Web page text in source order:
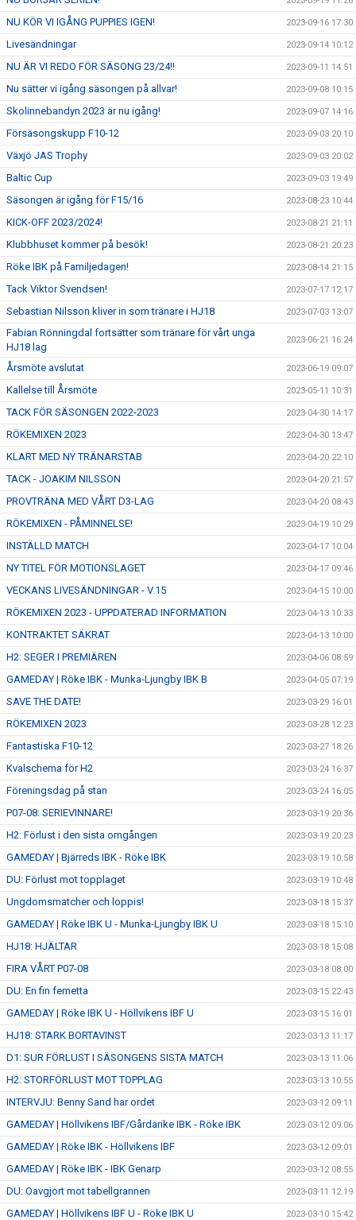
NU KÖR VI IGÅNG PUPPIES IGEN! 2023-09-16 17:30
Livesändningar 2023-09-14 10:12
NU ÄR VI REDO FÖR SÄSONG 23/24!! 2023-09-11 14:51
Nu sätter vi igång säsongen på allvar! 2023-09-08 10:15
Skolinnebandyn 2023 är nu igång! 2023-09-07 14:16
Försäsongskupp F10-12 2023-09-03 20:10
Växjö JAS Trophy 2023-09-03 20:02
Baltic Cup 2023-09-03 19:49
Säsongen är igång för F15/16 2023-08-23 10:44
KICK-OFF 2023/2024! 2023-08-21 21:11
Klubbhuset kommer på besök! 2023-08-21 20:23
Röke IBK på Familjedagen! 2023-08-14 21:15
Tack Viktor Svendsen! 2023-07-17 12:17
Sebastian Nilsson kliver in som tränare i HJ18 2023-07-03 13:07
Fabian Rönningdal fortsätter som tränare för vårt unga
HJ18 lag
2023-06-21 16:24
Årsmöte avslutat 2023-06-19 09:07
Kallelse till Årsmöte 2023-05-11 10:31
TACK FÖR SÄSONGEN 2022-2023 2023-04-30 14:17
RÖKEMIXEN 2023 2023-04-30 13:47
KLART MED NY TRÄNARSTAB 2023-04-20 22:10
TACK - JOAKIM NILSSON 2023-04-20 21:57
PROVTRÄNA MED VÅRT D3-LAG 2023-04-20 08:43
RÖKEMIXEN - PÅMINNELSE! 2023-04-19 10:29
INSTÄLLD MATCH 2023-04-17 10:04
NY TITEL FÖR MOTIONSLAGET 2023-04-17 09:46
VECKANS LIVESÄNDNINGAR - V.15 2023-04-15 10:00
RÖKEMIXEN 2023 - UPPDATERAD INFORMATION 2023-04-13 10:33
KONTRAKTET SÄKRAT 2023-04-13 10:00
H2: SEGER I PREMIÄREN 2023-04-06 08:59
GAMEDAY | Röke IBK - Munka-Ljungby IBK B 2023-04-05 07:19
SAVE THE DATE! 2023-03-29 16:01
RÖKEMIXEN 2023 2023-03-28 12:23
Fantastiska F10-12 2023-03-27 18:26
Kvalschema för H2 2023-03-24 16:37
Föreningsdag på stan 2023-03-24 16:05
P07-08: SERIEVINNARE! 2023-03-19 20:36
H2: Förlust i den sista omgången 2023-03-19 20:23
GAMEDAY | Bjärreds IBK - Röke IBK 2023-03-19 10:58
DU: Förlust mot topplaget 2023-03-19 10:48
Ungdomsmatcher och loppis! 2023-03-18 15:37
GAMEDAY | Röke IBK U - Munka-Ljungby IBK U 2023-03-18 15:10
HJ18: HJÄLTAR 2023-03-18 15:08
FIRA VÅRT P07-08 2023-03-18 08:00
DU: En fin femetta 2023-03-15 22:43
GAMEDAY | Röke IBK U - Höllvikens IBF U 2023-03-15 16:01
HJ18: STARK BORTAVINST 2023-03-13 11:17
D1: SUR FÖRLUST I SÄSONGENS SISTA MATCH 2023-03-13 11:06
H2: STORFÖRLUST MOT TOPPLAG 2023-03-13 10:55
INTERVJU: Benny Sand har ordet 2023-03-12 09:11
GAMEDAY | Höllvikens IBF/Gårdarike IBK - Röke IBK 2023-03-12 09:06
GAMEDAY | Röke IBK - Höllvikens IBF 2023-03-12 09:01
GAMEDAY | Röke IBK - IBK Genarp 2023-03-12 08:55
DU: Oavgjort mot tabellgrannen 2023-03-11 12:19
GAMEDAY | Höllvikens IBF U - Röke IBK U 2023-03-10 15:42